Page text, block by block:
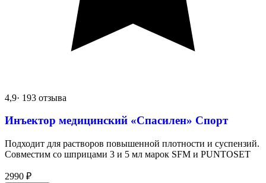
4,9· 193 отзыва
Инъектор медицинский «Спасилен» Спорт
Подходит для растворов повышенной плотности и суспензий.
Совместим со шприцами 3 и 5 мл марок SFM и PUNTOSET
2990 ₽